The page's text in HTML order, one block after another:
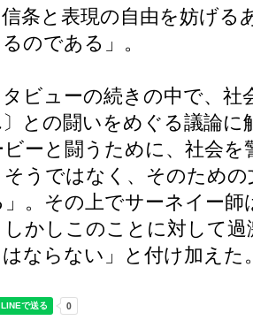
条と表現の自由を妨げる
のである」。
ビューの続きの中で、社
との闘いをめぐる議論
ーと闘うために、社会
うではなく、そのため
。その上でサーネイー
かしこのことに対して
ならない」と付け加えた